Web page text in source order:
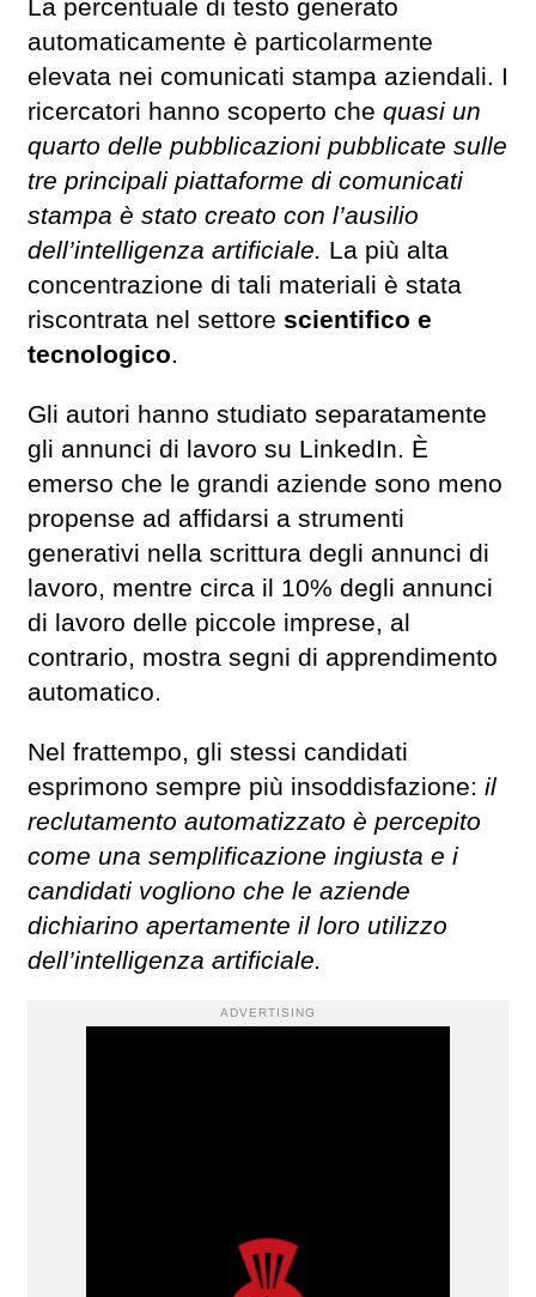
La percentuale di testo generato
automaticamente è particolarmente
elevata nei comunicati stampa aziendali. I
ricercatori hanno scoperto che quasi un
quarto delle pubblicazioni pubblicate sulle
tre principali piattaforme di comunicati
stampa è stato creato con l’ausilio
dell’intelligenza artificiale. La più alta
concentrazione di tali materiali è stata
riscontrata nel settore scientifico e
tecnologico.
Gli autori hanno studiato separatamente
gli annunci di lavoro su LinkedIn. È
emerso che le grandi aziende sono meno
propense ad affidarsi a strumenti
generativi nella scrittura degli annunci di
lavoro, mentre circa il 10% degli annunci
di lavoro delle piccole imprese, al
contrario, mostra segni di apprendimento
automatico.
Nel frattempo, gli stessi candidati
esprimono sempre più insoddisfazione: il
reclutamento automatizzato è percepito
come una semplificazione ingiusta e i
candidati vogliono che le aziende
dichiarino apertamente il loro utilizzo
dell’intelligenza artificiale.
ADVERTISING